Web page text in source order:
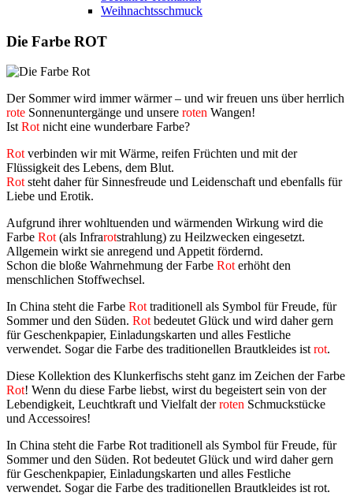
Weihnachtsschmuck
Die Farbe ROT
Der Sommer wird immer wärmer – und wir freuen uns über herrlich
rote Sonnenuntergänge und unsere roten Wangen!
IstRotnicht eine wunderbare Farbe?
Rotverbinden wir mit Wärme, reifen Früchten und mit der
Flüssigkeit des Lebens, dem Blut.
Rotsteht daher für Sinnesfreude und Leidenschaft und ebenfalls für
Liebe und Erotik.
Aufgrund ihrer wohltuenden und wärmenden Wirkung wird die
Farbe Rot(als Infrarotstrahlung) zu Heilzwecken eingesetzt.
Allgemein wirkt sie anregend und Appetit fördernd.
Schon die bloße Wahrnehmung der Farbe Roterhöht den
menschlichen Stoffwechsel.
In China steht die Farbe Rottraditionell als Symbol für Freude, für
Sommer und den Süden. Rotbedeutet Glück und wird daher gern
für Geschenkpapier, Einladungskarten und alles Festliche
verwendet. Sogar die Farbe des traditionellen Brautkleides istrot.
Diese Kollektion des Klunkerfischs steht ganz im Zeichen der Farbe
Rot! Wenn du diese Farbe liebst, wirst du begeistert sein von der
Lebendigkeit, Leuchtkraft und Vielfalt derroten Schmuckstücke
und Accessoires!
In China steht die Farbe Rot traditionell als Symbol für Freude, für
Sommer und den Süden. Rot bedeutet Glück und wird daher gern
für Geschenkpapier, Einladungskarten und alles Festliche
verwendet. Sogar die Farbe des traditionellen Brautkleides ist rot.